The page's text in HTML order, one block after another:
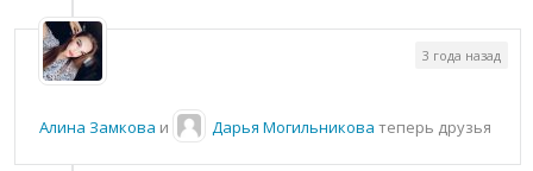
Алина Замкова и Дарья Могильникова теперь друзья
3 года назад